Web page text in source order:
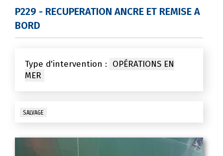
P229 - RECUPERATION ANCRE ET REMISE A
BORD
Type d'intervention :
OPÉRATIONS EN
MER
SALVAGE